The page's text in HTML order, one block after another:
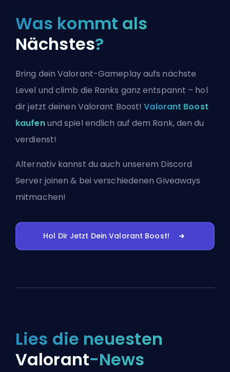
Was kommt als
Nächstes?
Bring dein Valorant-Gameplay aufs nächste
Level und climb die Ranks ganz entspannt – hol
dir jetzt deinen Valorant Boost!Valorant Boost
kaufenund spiel endlich auf dem Rank, den du
verdienst!
Alternativ kannst du auch unserem Discord
Server joinen & bei verschiedenen Giveaways
mitmachen!
Hol Dir Jetzt Dein Valorant Boost!
Lies die neuesten
Valorant-News